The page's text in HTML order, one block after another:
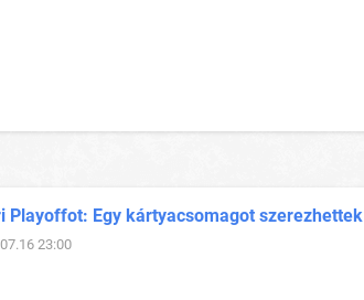
Playoffot: Egy kártyacsomagot szerezhettek
23:00